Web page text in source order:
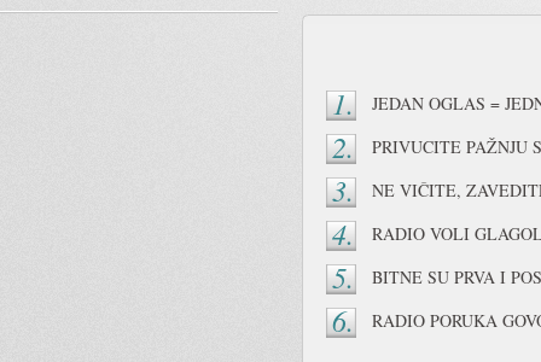
1. JEDAN OGLAS =
2. PRIVUCITE PAŽNJU
3. NE VIČITE,
4. RADIO VOLI
5. BITNE SU PRVA I
6. RADIO PORUKA